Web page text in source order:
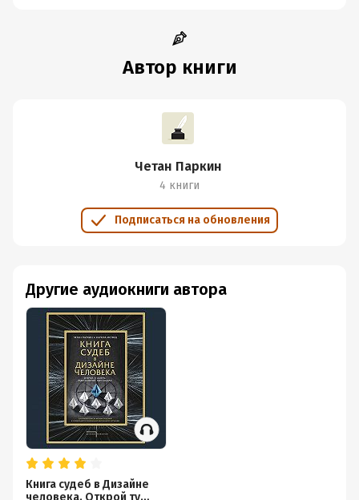
Автор книги
Четан Паркин
4 книги
Подписаться на обновления
Другие аудиокниги автора
Книга судеб в Дизайне
человека. Открой ту